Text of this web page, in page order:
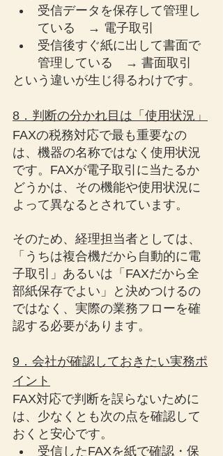
受信データを保存して管理し
ている　→ 電子取引
受信後すぐ紙に出して書面で
管理している　→ 書面取引
という違いが生じ得るわけです。
8．判断の分かれ目は「使用状況」
FAXの税務対応で最も重要なの
は、機器の名称ではなく使用状況
です。FAXが電子取引に当たるか
どうかは、その機能や使用状況に
よって異なるとされています。
そのため、経理担当者としては、
「うちは複合機だから自動的に電
子取引」あるいは「FAXだから全
部紙保存でよい」と決めつけるの
ではなく、実際の業務フローを確
認する必要があります。
9．会社が確認しておきたい実務ポ
イント
FAX対応で判断を誤らないために
は、少なくとも次の点を確認して
おくと安心です。
受信したFAXを紙で確認・保